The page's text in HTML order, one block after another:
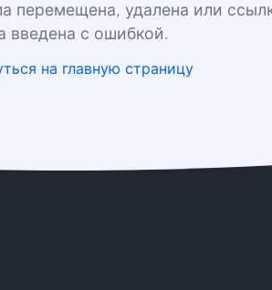
перемещена, удалена или
введена с ошибкой.
на главную страницу